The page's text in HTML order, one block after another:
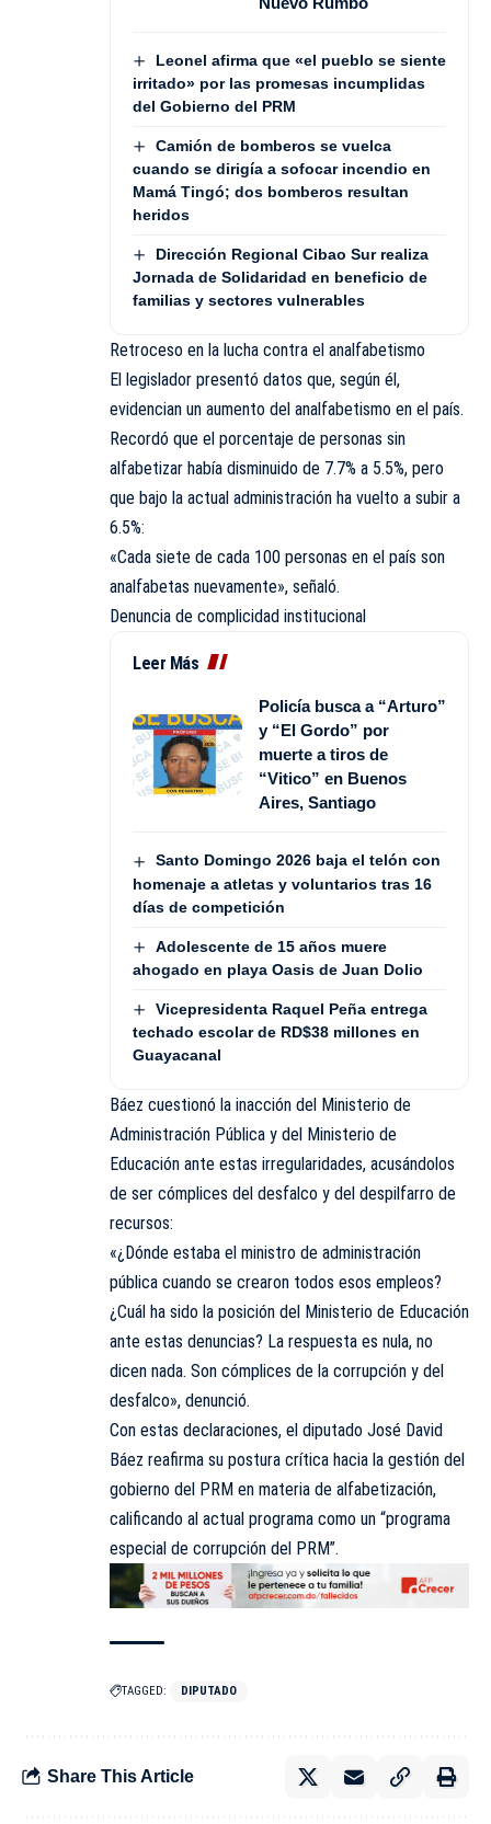
Leonel afirma que «el pueblo se siente
irritado» por las promesas incumplidas
del Gobierno del PRM
Camión de bomberos se vuelca
cuando se dirigía a sofocar incendio en
Mamá Tingó; dos bomberos resultan
heridos
Dirección Regional Cibao Sur realiza
Jornada de Solidaridad en beneficio de
familias y sectores vulnerables
Retroceso en la lucha contra el analfabetismo
El legislador presentó datos que, según él,
evidencian un aumento del analfabetismo en el país.
Recordó que el porcentaje de personas sin
alfabetizar había disminuido de 7.7% a 5.5%, pero
que bajo la actual administración ha vuelto a subir a
6.5%:
«Cada siete de cada 100 personas en el país son
analfabetas nuevamente», señaló.
Denuncia de complicidad institucional
Leer Más
Policía busca a “Arturo”
y “El Gordo” por
muerte a tiros de
“Vitico” en Buenos
Aires, Santiago
Santo Domingo 2026 baja el telón con
homenaje a atletas y voluntarios tras 16
días de competición
Adolescente de 15 años muere
ahogado en playa Oasis de Juan Dolio
Vicepresidenta Raquel Peña entrega
techado escolar de RD$38 millones en
Guayacanal
Báez cuestionó la inacción del Ministerio de
Administración Pública y del Ministerio de
Educación ante estas irregularidades, acusándolos
de ser cómplices del desfalco y del despilfarro de
recursos:
«¿Dónde estaba el ministro de administración
pública cuando se crearon todos esos empleos?
¿Cuál ha sido la posición del Ministerio de Educación
ante estas denuncias? La respuesta es nula, no
dicen nada. Son cómplices de la corrupción y del
desfalco», denunció.
Con estas declaraciones, el diputado José David
Báez reafirma su postura crítica hacia la gestión del
gobierno del PRM en materia de alfabetización,
calificando al actual programa como un “programa
especial de corrupción del PRM”.
TAGGED: DIPUTADO
Share This Article